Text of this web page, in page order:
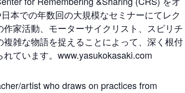
本での年数回の大規模なセミナーにてレク
家活動、モーターサイクリスト、スピリチ
雑な物語を捉えることによって、深く根付
ています。www.yasukokasaki.com
artist who draws on practices from